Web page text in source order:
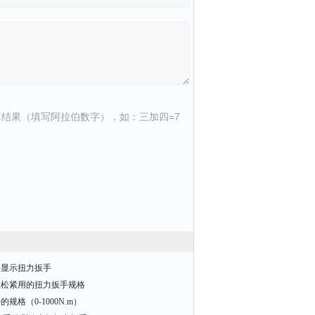
果（填写阿拉伯数字），如：三加四=7
示扭力扳手
紧用的扭力扳手规格
规格（0-1000N.m）